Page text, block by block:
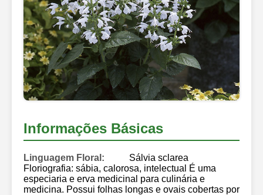
Informações Básicas
Linguagem Floral:
Sálvia sclarea
Floriografia: sábia, calorosa, intelectual É uma
especiaria e erva medicinal para culinária e
medicina. Possui folhas longas e ovais cobertas por